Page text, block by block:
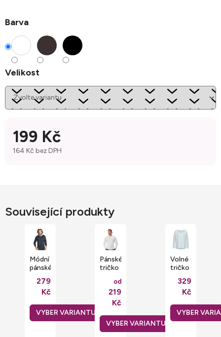
Barva
Velikost
199 Kč
164 Kč bez DPH
Související produkty
Módní
pánské
dlouhým
Mantis
150
279
Kč
Pánské
tričko
Premium
dlouhým
100%
bavlna
od
219
Kč
Volné
tričko
dlouhými
a
kapsou
329
Kč